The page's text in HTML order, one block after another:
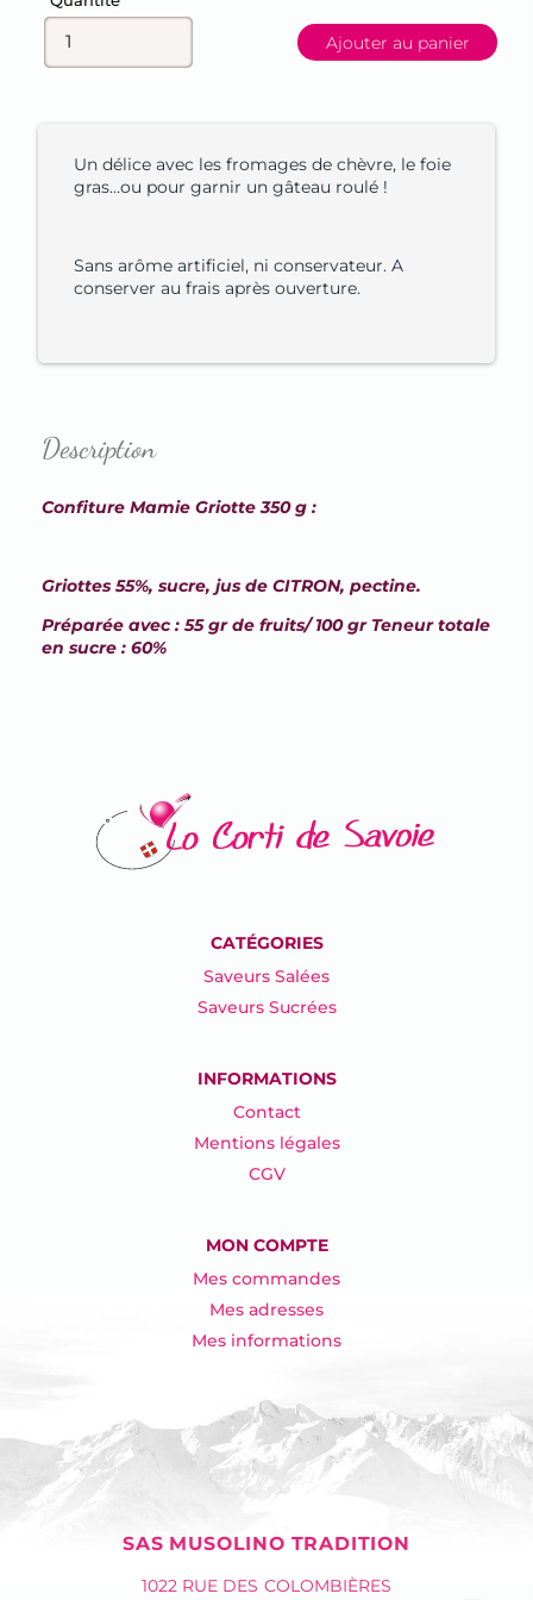
Ajouter au panier
Un délice avec les fromages de chèvre, le foie
gras…ou pour garnir un gâteau roulé !
Sans arôme artificiel, ni conservateur. A
conserver au frais après ouverture.
Description
Confiture Mamie Griotte 350 g :
Griottes 55%, sucre, jus de CITRON, pectine.
Préparée avec : 55 gr de fruits/ 100 gr Teneur totale
en sucre : 60%
CATÉGORIES
Saveurs Salées
Saveurs Sucrées
INFORMATIONS
Contact
Mentions légales
CGV
MON COMPTE
Mes commandes
Mes adresses
Mes informations
SAS MUSOLINO TRADITION
1022 RUE DES COLOMBIÈRES